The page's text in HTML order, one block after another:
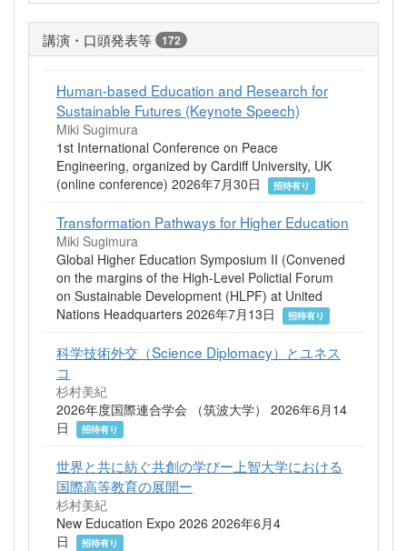
講演・口頭発表等 172
Human-based Education and Research for
Sustainable Futures (Keynote Speech)
Miki Sugimura
1st International Conference on Peace
Engineering, organized by Cardiff University, UK
(online conference) 2026年7月30日
招待有り
Transformation Pathways for Higher Education
Miki Sugimura
Global Higher Education Symposium II (Convened
on the margins of the High-Level Polictial Forum
on Sustainable Development (HLPF) at United
Nations Headquarters 2026年7月13日
招待有り
科学技術外交（Science Diplomacy）とユネス
コ
杉村美紀
2026年度国際連合学会 （筑波大学） 2026年6月14
日
招待有り
世界と共に紡ぐ共創の学びー上智大学における
国際高等教育の展開ー
杉村美紀
New Education Expo 2026 2026年6月4
日
招待有り